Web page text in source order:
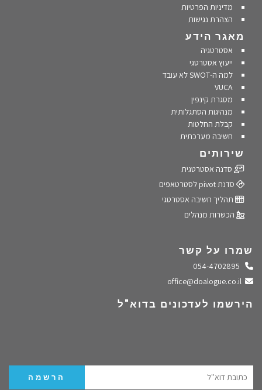
מדיניות הפרטיות
הצהרת נגישות
מאגר הידע
אסטרטגיה
ייעוץ אסטרטגי
למה ה-SWOT לא עובד
VUCA
מסגרת קינפין
מנהיגות הסתגלותית
קבלת החלטות
חשיבה מערכתית
שירותים
סדנה אסטרטגית
סדנת pivot לסטרטאפים
תהליך חשיבה אסטרטגי
הכשרות מנהלים
שמרו על קשר
התקשרו אלינו
שלחו מייל
הירשמו לעדכונים בדוא"ל